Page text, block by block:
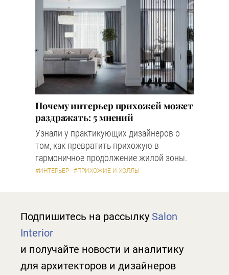
Почему интерьер прихожей может
раздражать: 5 мнений
Узнали у практикующих дизайнеров о
том, как превратить прихожую в
гармоничное продолжение жилой зоны.
#ИНТЕРЬЕР #ПРИХОЖИЕ И ХОЛЛЫ
Подпишитесь на рассылку Salon
Interior
и получайте новости и аналитику
для архитекторов и дизайнеров